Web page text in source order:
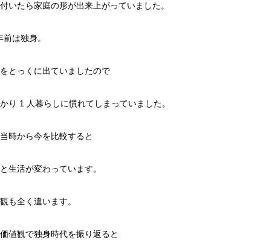
いたら家庭の形が出来上がっていました。
前は独身。
とっくに出ていましたので
り 1 人暮らしに慣れてしまっていました。
時から今を比較すると
生活が変わっています。
も全く違います。
値観で独身時代を振り返ると